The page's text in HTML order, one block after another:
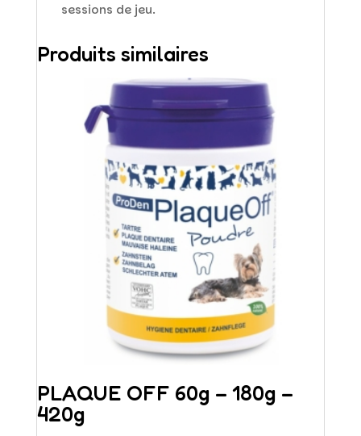
sessions de jeu.
Produits similaires
PLAQUE OFF 60g – 180g –
420g